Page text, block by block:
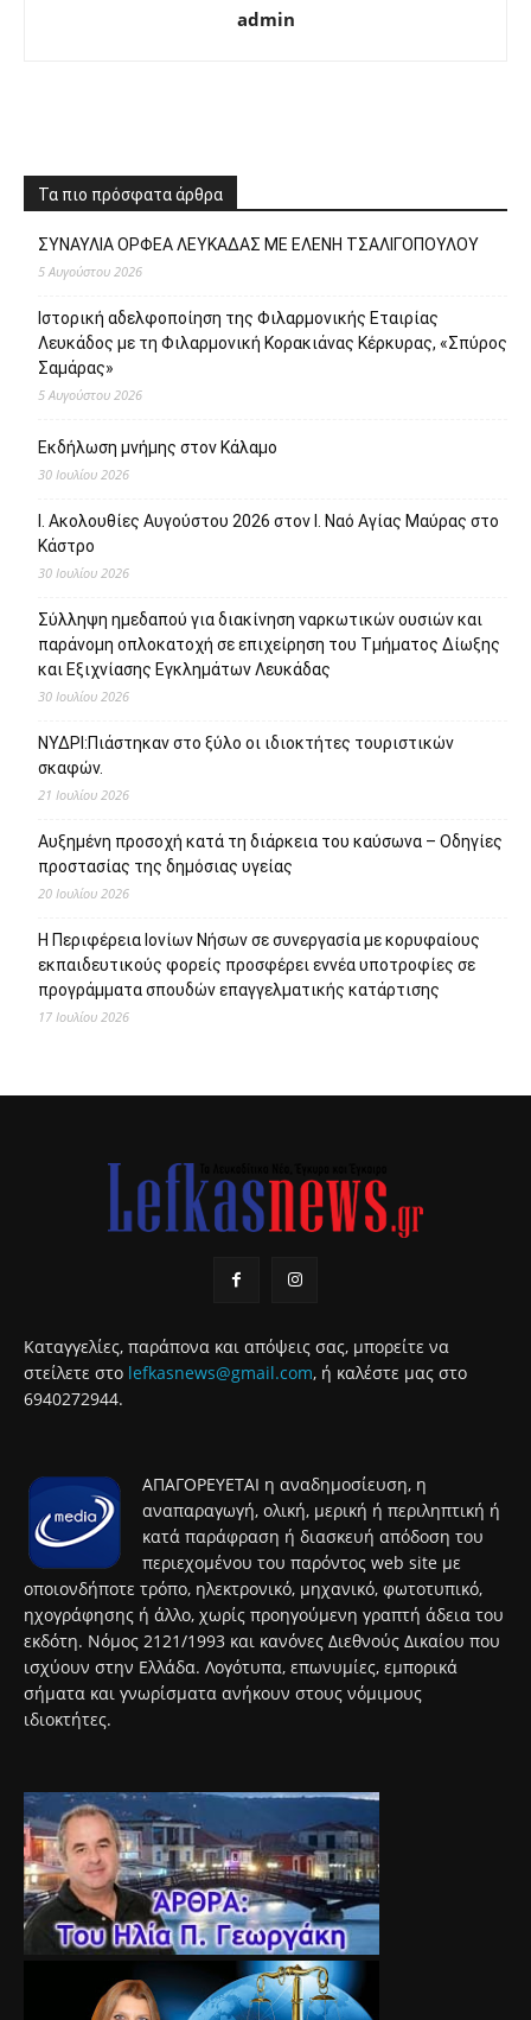
admin
Τα πιο πρόσφατα άρθρα
ΣΥΝΑΥΛΙΑ ΟΡΦΕΑ ΛΕΥΚΑΔΑΣ ΜΕ ΕΛΕΝΗ ΤΣΑΛΙΓΟΠΟΥΛΟΥ
5 Αυγούστου 2026
Ιστορική αδελφοποίηση της Φιλαρμονικής Εταιρίας
Λευκάδος με τη Φιλαρμονική Κορακιάνας Κέρκυρας, «Σπύρος
Σαμάρας»
5 Αυγούστου 2026
Εκδήλωση μνήμης στον Κάλαμο
30 Ιουλίου 2026
Ι. Ακολουθίες Αυγούστου 2026 στον Ι. Ναό Αγίας Μαύρας στο
Κάστρο
30 Ιουλίου 2026
Σύλληψη ημεδαπού για διακίνηση ναρκωτικών ουσιών και
παράνομη οπλοκατοχή σε επιχείρηση του Τμήματος Δίωξης
και Εξιχνίασης Εγκλημάτων Λευκάδας
30 Ιουλίου 2026
ΝΥΔΡΙ:Πιάστηκαν στο ξύλο οι ιδιοκτήτες τουριστικών
σκαφών.
21 Ιουλίου 2026
Αυξημένη προσοχή κατά τη διάρκεια του καύσωνα – Οδηγίες
προστασίας της δημόσιας υγείας
20 Ιουλίου 2026
Η Περιφέρεια Ιονίων Νήσων σε συνεργασία με κορυφαίους
εκπαιδευτικούς φορείς προσφέρει εννέα υποτροφίες σε
προγράμματα σπουδών επαγγελματικής κατάρτισης
17 Ιουλίου 2026
Καταγγελίες, παράπονα και απόψεις σας, μπορείτε να
στείλετε στο lefkasnews@gmail.com, ή καλέστε μας στο
6940272944.
ΑΠΑΓΟΡΕΥΕΤΑΙ η αναδημοσίευση, η
αναπαραγωγή, ολική, μερική ή περιληπτική ή
κατά παράφραση ή διασκευή απόδοση του
περιεχομένου του παρόντος web site με
οποιονδήποτε τρόπο, ηλεκτρονικό, μηχανικό, φωτοτυπικό,
ηχογράφησης ή άλλο, χωρίς προηγούμενη γραπτή άδεια του
εκδότη. Νόμος 2121/1993 και κανόνες Διεθνούς Δικαίου που
ισχύουν στην Ελλάδα. Λογότυπα, επωνυμίες, εμπορικά
σήματα και γνωρίσματα ανήκουν στους νόμιμους
ιδιοκτήτες.